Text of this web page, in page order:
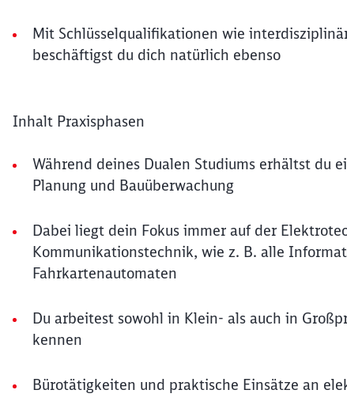
Mit Schlüsselqualifikationen wie
beschäftigst du dich natürlich ebenso
Inhalt Praxisphasen
Während deines Dualen Studiums erhältst du
Planung und Bauüberwachung
Dabei liegt dein Fokus immer auf der
Kommunikationstechnik, wie z. B. alle
Fahrkartenautomaten
Du arbeitest sowohl in Klein- als auch in
kennen
Bürotätigkeiten und praktische Einsätze an